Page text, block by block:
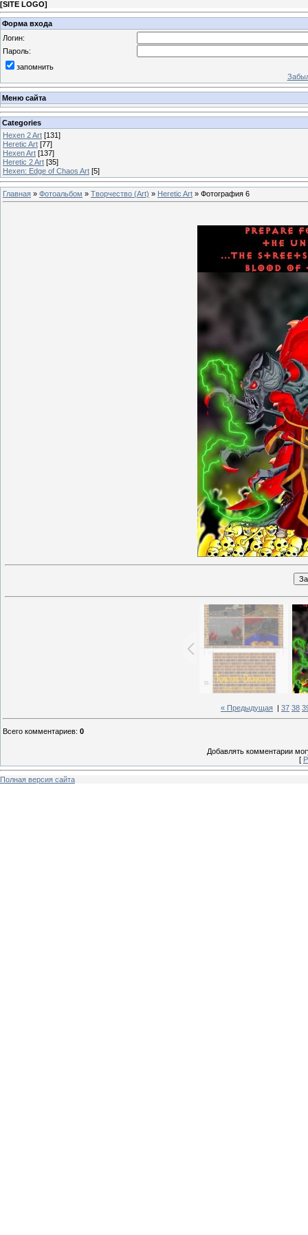
[SITE LOGO]
Форма входа
Логин:
Пароль:
запомнить
Меню сайта
Categories
Hexen 2 Art [131]
Heretic Art [77]
Hexen Art [137]
Heretic 2 Art [35]
Hexen: Edge of Chaos Art [5]
Главная » Фотоальбом » Творчество (Art) » Heretic Art » Фотография 6
« Предыдущая 37 38
Всего комментариев: 0
Добавлять комментарии
[
Полная версия сайта